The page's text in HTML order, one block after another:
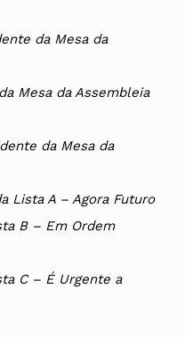
da Mesa da
Mesa da Assembleia
da Mesa da
Lista A – Agora Futuro
B – Em Ordem
C – É Urgente a